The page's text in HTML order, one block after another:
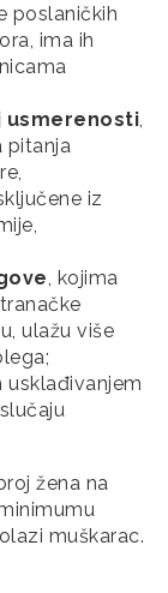
poslaničkih
ima ih
usmerenosti
pitanja
iz
, kojima
ulažu više
usklađivanjem
žena na
muškarac.